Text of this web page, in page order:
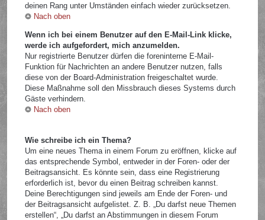
deinen Rang unter Umständen einfach wieder zurücksetzen.
Nach oben
Wenn ich bei einem Benutzer auf den E-Mail-Link klicke,
werde ich aufgefordert, mich anzumelden.
Nur registrierte Benutzer dürfen die foreninterne E-Mail-
Funktion für Nachrichten an andere Benutzer nutzen, falls
diese von der Board-Administration freigeschaltet wurde.
Diese Maßnahme soll den Missbrauch dieses Systems durch
Gäste verhindern.
Nach oben
Wie schreibe ich ein Thema?
Um eine neues Thema in einem Forum zu eröffnen, klicke auf
das entsprechende Symbol, entweder in der Foren- oder der
Beitragsansicht. Es könnte sein, dass eine Registrierung
erforderlich ist, bevor du einen Beitrag schreiben kannst.
Deine Berechtigungen sind jeweils am Ende der Foren- und
der Beitragsansicht aufgelistet. Z. B. „Du darfst neue Themen
erstellen“, „Du darfst an Abstimmungen in diesem Forum